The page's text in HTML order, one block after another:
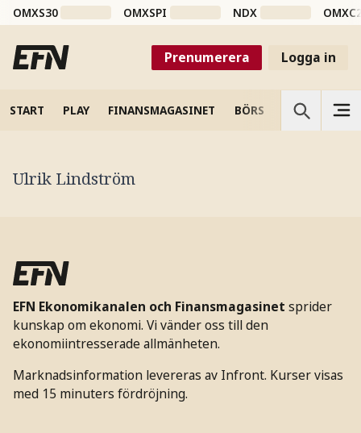
OMXS30 OMXSPI NDX
Prenumerera Logga in
START PLAY FINANSMAGASINET BÖRS VETENSKAP
Ulrik Lindström
EFN Ekonomikanalen och Finansmagasinet sprider
kunskap om ekonomi. Vi vänder oss till den
ekonomiintresserade allmänheten.
Marknadsinformation levereras av Infront. Kurser visas
med 15 minuters fördröjning.